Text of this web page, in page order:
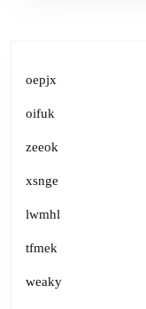
oepjx
oifuk
zeeok
xsnge
lwmhl
tfmek
weaky